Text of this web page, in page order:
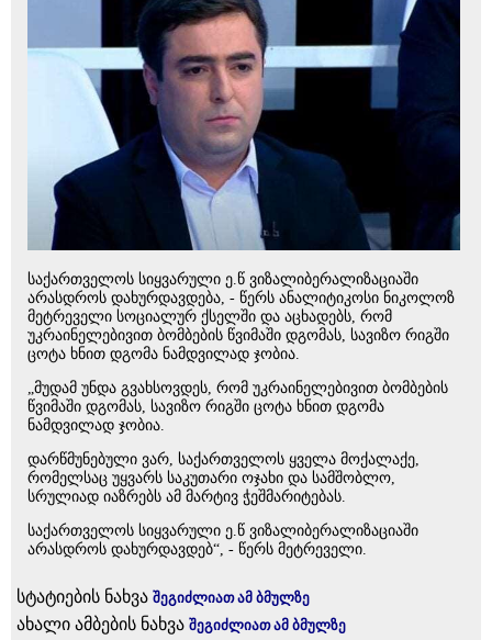
საქართველოს სიყვარული ე.წ ვიზალიბერალიზაციაში
არასდროს დახურდავდება, - წერს ანალიტიკოსი ნიკოლოზ
მეტრეველი სოციალურ ქსელში და აცხადებს, რომ
უკრაინელებივით ბომბების წვიმაში დგომას, სავიზო რიგში
ცოტა ხნით დგომა ნამდვილად ჯობია.
„მუდამ უნდა გვახსოვდეს, რომ უკრაინელებივით ბომბების
წვიმაში დგომას, სავიზო რიგში ცოტა ხნით დგომა
ნამდვილად ჯობია.
დარწმუნებული ვარ, საქართველოს ყველა მოქალაქე,
რომელსაც უყვარს საკუთარი ოჯახი და სამშობლო,
სრულიად იაზრებს ამ მარტივ ჭეშმარიტებას.
საქართველოს სიყვარული ე.წ ვიზალიბერალიზაციაში
არასდროს დახურდავდებ“, - წერს მეტრეველი.
სტატიების ნახვა შეგიძლიათ ამ ბმულზე
ახალი ამბების ნახვა შეგიძლიათ ამ ბმულზე